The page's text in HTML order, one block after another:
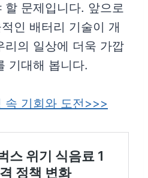
할 문제입니다. 앞으로
인 배터리 기술이 개
리의 일상에 더욱 가깝
기대해 봅니다.
속 기회와 도전>>>